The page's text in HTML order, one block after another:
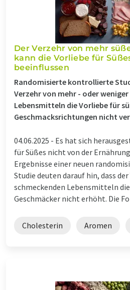
Der Verzehr von mehr
kann die Vorliebe für
beeinflussen
Randomisierte kontrollierte
Verzehr von mehr - oder
Lebensmitteln die Vorliebe für
Geschmacksrichtungen nicht
04.06.2025 - Es hat sich
für Süßes nicht von der
Ergebnisse einer neuen
Studie deuten darauf hin, dass
schmeckenden Lebensmitteln
Geschmäcker nicht erhöht. Die
Cholesterin Aromen